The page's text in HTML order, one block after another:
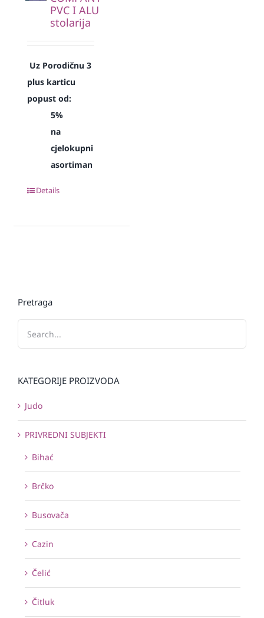
PVC I ALU
stolarija
Uz Porodičnu 3
plus karticu
popust od:
5%
na
cjelokupni
asortiman
Details
Pretraga
KATEGORIJE PROIZVODA
Judo
PRIVREDNI SUBJEKTI
Bihać
Brčko
Busovača
Cazin
Čelić
Čitluk